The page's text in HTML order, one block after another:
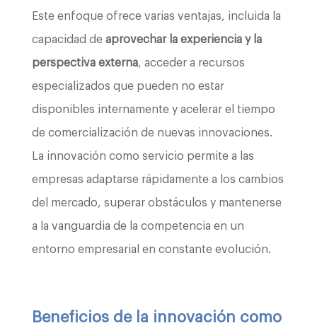
Este enfoque ofrece varias ventajas, incluida la
capacidad de aprovechar la experiencia y la
perspectiva externa, acceder a recursos
especializados que pueden no estar
disponibles internamente y acelerar el tiempo
de comercialización de nuevas innovaciones.
La innovación como servicio permite a las
empresas adaptarse rápidamente a los cambios
del mercado, superar obstáculos y mantenerse
a la vanguardia de la competencia en un
entorno empresarial en constante evolución.
Beneficios de la innovación como